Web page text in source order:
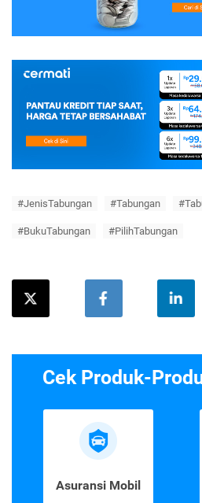
#JenisTabungan #Tabungan
#BukuTabungan #PilihTabungan
Cek Produk-
Asuransi Mobil